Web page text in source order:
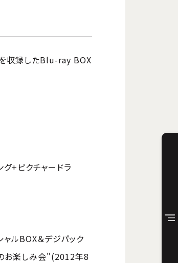
収録したBlu-ray BOX
+ピクチャードラ
ルBOX＆デジパック
お楽しみ会"(2012年8